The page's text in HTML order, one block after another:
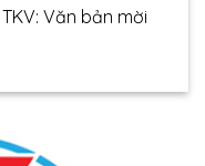
Văn bản mời